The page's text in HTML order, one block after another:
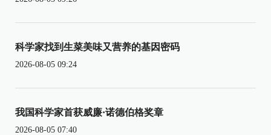
科学家找到生菜美味又营养的基因密码
2026-08-05 09:24
我国科学家首获威廉·诺德伯格奖章
2026-08-05 07:40